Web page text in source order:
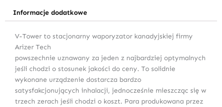
Informacje dodatkowe
V-Tower to stacjonarny waporyzator kanadyjskiej firmy
Arizer Tech
powszechnie uznawany za jeden z najbardziej optymalnych
jeśli chodzi o stosunek jakości do ceny. To solidnie
wykonane urządzenie dostarcza bardzo
satysfakcjonujących inhalacji, jednocześnie mieszcząc się w
trzech zerach jeśli chodzi o koszt. Para produkowana przez